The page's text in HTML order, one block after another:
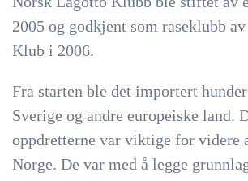
2005 og godkjent som raseklubb
Klub i 2006.
Fra starten ble det importert
Sverige og andre europeiske land.
oppdretterne var viktige for videre
Norge. De var med å legge